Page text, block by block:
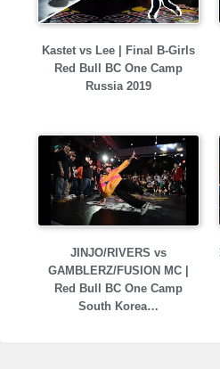
Kastet vs Lee | Final B-Girls
Red Bull BC One Camp
Russia 2019
JINJO/RIVERS vs
GAMBLERZ/FUSION MC |
Red Bull BC One Camp
South Korea…